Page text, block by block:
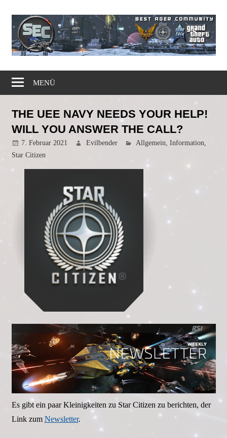
Inhalt
springen
Simple
Elite
Corps
Community
MENÜ
THE UEE NAVY NEEDS YOUR HELP!
WILL YOU ANSWER THE CALL?
7. Februar 2021 Evilbender Allgemein ,Information
Star Citizen
Es gibt ein paar Kleinigkeiten zu Star Citizen zu berichten, der
Link zum Newsletter.